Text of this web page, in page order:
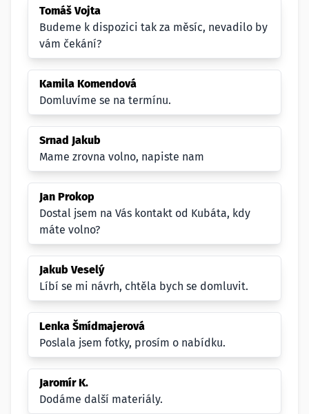
Tomáš Vojta
Budeme k dispozici tak za měsíc, nevadilo by
vám čekání?
Kamila Komendová
Domluvíme se na termínu.
Srnad Jakub
Mame zrovna volno, napiste nam
Jan Prokop
Dostal jsem na Vás kontakt od Kubáta, kdy
máte volno?
Jakub Veselý
Líbí se mi návrh, chtěla bych se domluvit.
Lenka Šmídmajerová
Poslala jsem fotky, prosím o nabídku.
Jaromír K.
Dodáme další materiály.